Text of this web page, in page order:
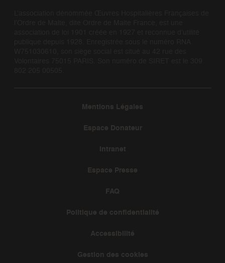
Mentions Légales
Espace Donateur
Intranet
Espace Presse
FAQ
Politique de confidentialité
Accessibilité
Gestion des cookies